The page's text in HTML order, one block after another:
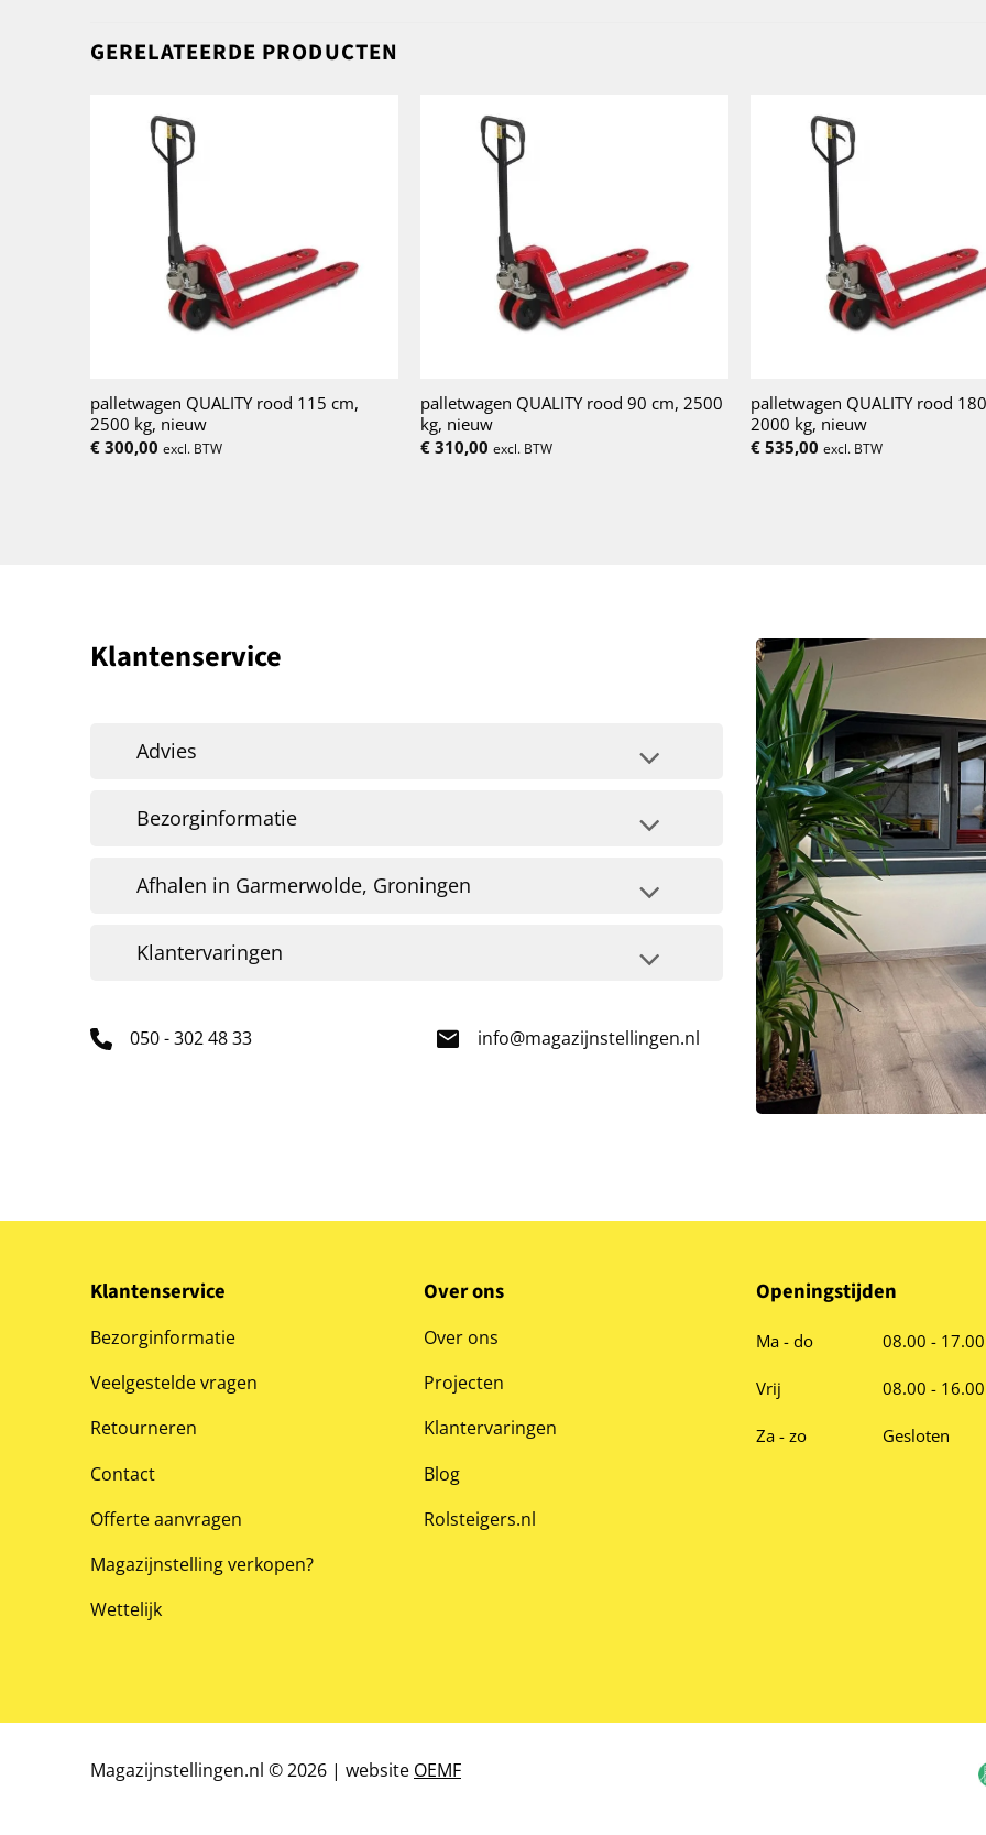
GERELATEERDE PRODUCTEN
palletwagen QUALITY rood 115 cm,
2500 kg, nieuw
€300,00 excl. BTW
palletwagen QUALITY rood 90 cm, 2500
kg, nieuw
€310,00 excl. BTW
palletwagen QUALITY rood
2000 kg, nieuw
€535,00 excl. BTW
Klantenservice
Advies
Bezorginformatie
Afhalen in Garmerwolde, Groningen
Klantervaringen
050 - 302 48 33 info@magazijnstellingen.nl
Klantenservice
Bezorginformatie
Veelgestelde vragen
Retourneren
Contact
Offerte aanvragen
Magazijnstelling verkopen?
Wettelijk
Over ons
Over ons
Projecten
Klantervaringen
Blog
Rolsteigers.nl
Openingstijden
Ma - do 08.00 - 17.00
Vrij 08.00 - 16.00
Za - zo Gesloten
Magazijnstellingen.nl © 2026 | website OEMF